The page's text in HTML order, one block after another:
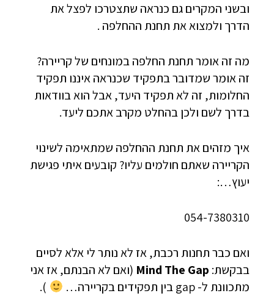
ובשני המקרים גם כנראה שתצטרכו לפצל את
הדרך ולמצוא את תחנת ההחלפה .
מה זה אומר תחנת החלפה במונחים של קריירה?
זה אומר שמדובר בתפקיד שכנראה איננו תפקיד
החלומות, זה לא תפקיד היעד, אבל הוא בוודאות
בדרך לשם ולכן בהחלט מקרב אתכם ליעד.
איך מזהים את תחנת ההחלפה שמתאימה לשינוי
הקריירה שאתם חולמים עליו? קובעים איתי פגישת
יעוץ…:
054-7380310
ואם כבר תחנות רכבת, אז לא נותר לי אלא לסיים
בבקשת: Mind The Gap (ואם לא הבנתם, אז אני
מתכוונת ל- gap בין תפקידים בקריירה…
).